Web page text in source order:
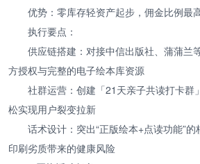
优势：零库存轻资产起步，佣金比例最
执行要点：
供应链搭建：对接中信出版社、蒲蒲兰
方授权与完整的电子绘本库资源
社群运营：创建「21天亲子共读打卡群
松实现用户裂变拉新
话术设计：突出“正版绘本+点读功能”
印刷劣质带来的健康风险